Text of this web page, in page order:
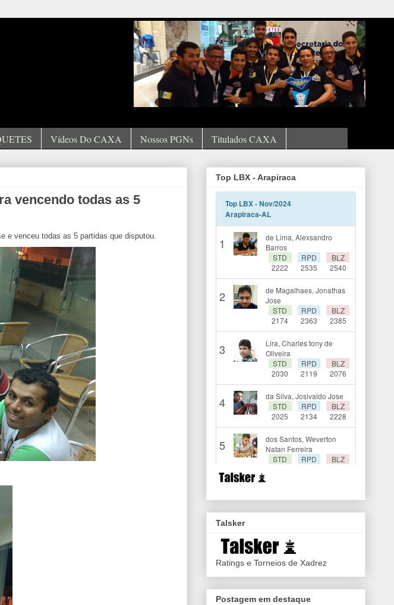
Vídeos Do CAXA Nossos PGNs Titulados CAXA
vencendo todas as 5
e venceu todas as 5 partidas que disputou.
Top LBX - Arapiraca
Talsker
Ratings e Torneios de Xadrez
Postagem em destaque